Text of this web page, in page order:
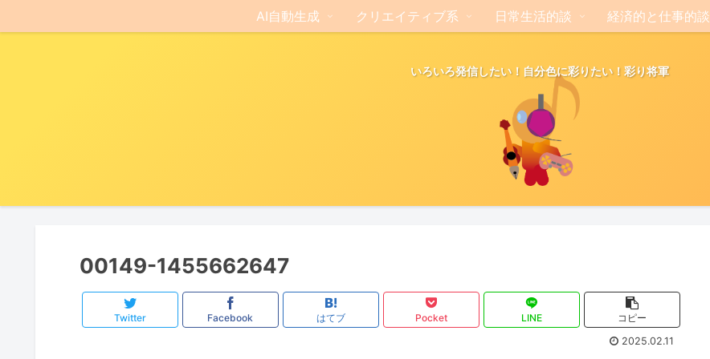
いろいろ発信したい！自分色に彩りたい！彩り将軍
AI自動生成 クリエイティブ系 日常生活的談 経済的と仕事的談
00149-1455662647
Twitter Facebook はてブ Pocket LINE
コピー
2025.02.11